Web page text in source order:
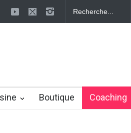
ayurvédiques pour éliminer la cellulite
Boutique Coaching